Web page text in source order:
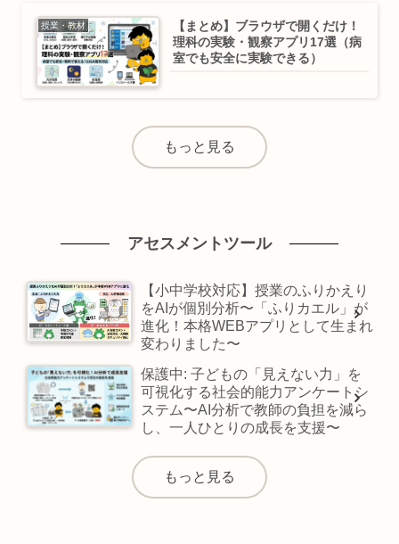
授業・教材
【まとめ】ブラウザで開くだけ！
理科の実験・観察アプリ17選（病
室でも安全に実験できる）
もっと見る
アセスメントツール
【小中学校対応】授業のふりかえり
をAIが個別分析〜「ふりカエル」が
進化！本格WEBアプリとして生まれ
変わりました〜
保護中: 子どもの「見えない力」を
可視化する社会的能力アンケートシ
ステム〜AI分析で教師の負担を減ら
し、一人ひとりの成長を支援〜
もっと見る